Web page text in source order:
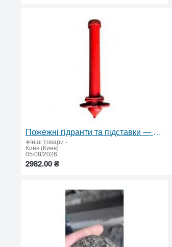
Пожежні гідранти тa підставки — сертифіковані рішення для надійного пожежогасіння
➕Інші товари -
Киев (Киев)
05/08/2026
2982.00 ₴